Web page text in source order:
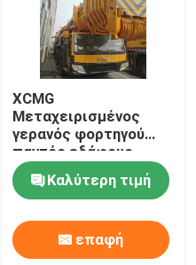
XCMG
Μεταχειρισμένος
γερανός φορτηγού
παντός εδάφους
XCMG QAY500 Ton
Μεταχειρισμένος
Γερανός
Καλύτερη τιμή
επαφή